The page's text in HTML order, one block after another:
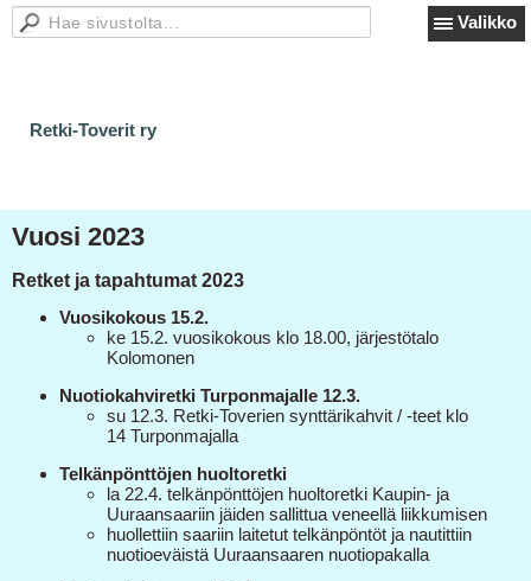
Valikko
Retki-Toverit ry
Vuosi 2023
Retket ja tapahtumat 2023
Vuosikokous 15.2.
​ke 15.2. vuosikokous klo 18.00, järjestötalo
Kolomonen
Nuotiokahviretki Turponmajalle 12.3.
su 12.3. Retki-Toverien synttärikahvit / -teet klo
14 Turponmajalla
Telkänpönttöjen huoltoretki
la 22.4. telkänpönttöjen huoltoretki Kaupin- ja
Uuraansaariin jäiden sallittua veneellä liikkumisen
huollettiin saariin laitetut telkänpöntöt ja nautittiin
nuotioeväistä Uuraansaaren nuotiopakalla